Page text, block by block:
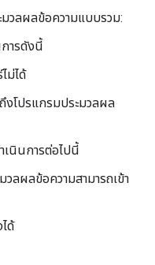
มวลผลข้อความแบบรวม:
ารดังนี้
ไม่ได้
ถึงโปรแกรมประมวลผล
เนินการต่อไปนี้
วลผลข้อความสามารถเข้า
ได้